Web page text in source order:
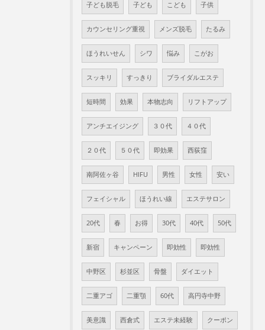
子ども脱毛 子ども こども 子供
カウンセリング重視 メンズ脱毛 たるみ
ほうれいせん シワ 悩み こがお
スッキリ すっきり ブライダルエステ
短時間 効果 本物志向 リフトアップ
アンチエイジング ３０代 ４０代
２０代 ５０代 即効果 西荻窪
南阿佐ヶ谷 HIFU 男性 女性 安い
フェイシャル ほうれい線 エステサロン
20代 春 お得 30代 40代 50代
新宿 キャンペーン 即効性 即効性
中野区 杉並区 骨盤 ダイエット
二重アゴ 二重顎 60代 高円寺中野
美意識 西倉式 エステ未経験 クーポン